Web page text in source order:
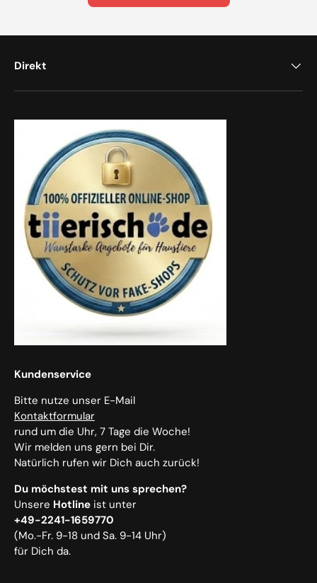
Direkt
Kundenservice
Bitte nutze unser E-Mail
Kontaktformular
rund um die Uhr, 7 Tage die Woche!
Wir melden uns gern bei Dir.
Natürlich rufen wir Dich auch zurück!
Du möchstest mit uns sprechen?
Unsere Hotline ist unter
+49-2241-1659770
(Mo.-Fr. 9-18 und Sa. 9-14 Uhr)
für Dich da.